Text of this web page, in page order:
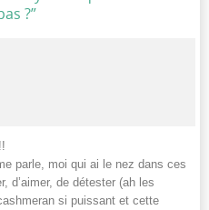
?”
parle, moi qui ai le nez dans ces
d’aimer, de détester (ah les
si puissant et cette